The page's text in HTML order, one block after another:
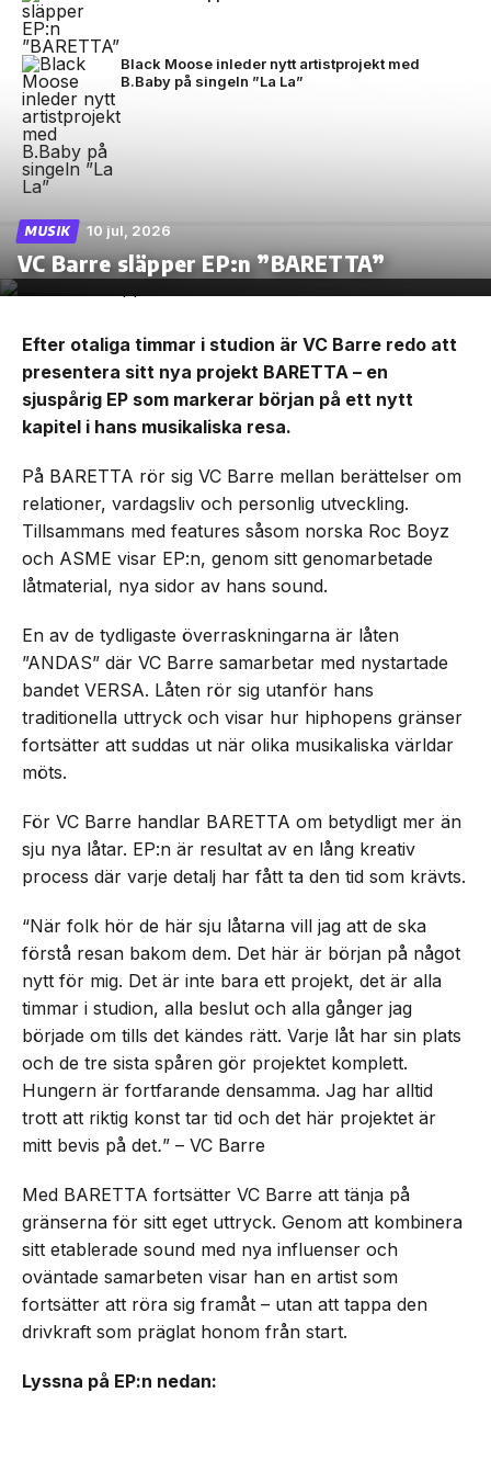
Black Moose inleder nytt artistprojekt med
B.Baby på singeln ”La La”
MUSIK 10 jul, 2026
VC Barre släpper EP:n ”BARETTA”
Efter otaliga timmar i studion är VC Barre redo att
presentera sitt nya projekt BARETTA – en
sjuspårig EP som markerar början på ett nytt
kapitel i hans musikaliska resa.
På BARETTA rör sig VC Barre mellan berättelser om
relationer, vardagsliv och personlig utveckling.
Tillsammans med features såsom norska Roc Boyz
och ASME visar EP:n, genom sitt genomarbetade
låtmaterial, nya sidor av hans sound.
En av de tydligaste överraskningarna är låten
”ANDAS” där VC Barre samarbetar med nystartade
bandet VERSA. Låten rör sig utanför hans
traditionella uttryck och visar hur hiphopens gränser
fortsätter att suddas ut när olika musikaliska världar
möts.
För VC Barre handlar BARETTA om betydligt mer än
sju nya låtar. EP:n är resultat av en lång kreativ
process där varje detalj har fått ta den tid som krävts.
“När folk hör de här sju låtarna vill jag att de ska
förstå resan bakom dem. Det här är början på något
nytt för mig. Det är inte bara ett projekt, det är alla
timmar i studion, alla beslut och alla gånger jag
började om tills det kändes rätt. Varje låt har sin plats
och de tre sista spåren gör projektet komplett.
Hungern är fortfarande densamma. Jag har alltid
trott att riktig konst tar tid och det här projektet är
mitt bevis på det.” – VC Barre
Med BARETTA fortsätter VC Barre att tänja på
gränserna för sitt eget uttryck. Genom att kombinera
sitt etablerade sound med nya influenser och
oväntade samarbeten visar han en artist som
fortsätter att röra sig framåt – utan att tappa den
drivkraft som präglat honom från start.
Lyssna på EP:n nedan: